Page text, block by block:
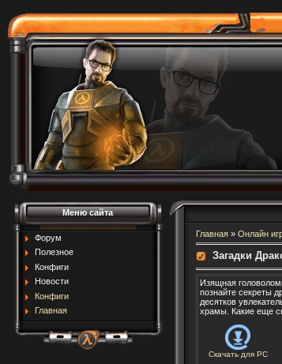
Меню сайта
Форум
Полезное
Конфиги
Новости
Конфиги
Главная
Главная» Онлайн
Загадки
Изящная
познайте секреты
десятков
храмы. Какие еще
Скачать дляPC